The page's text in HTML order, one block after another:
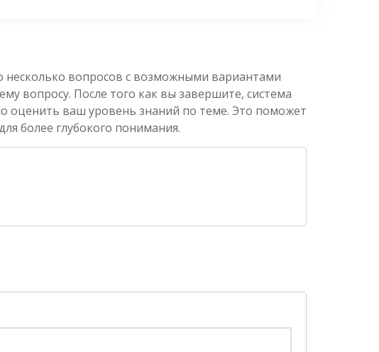
вопросов с возможными вариантами
вопросу. После того как вы завершите, система
оценить ваш уровень знаний по теме. Это поможет
более глубокого понимания.